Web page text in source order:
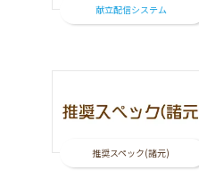
献立配信システム
推奨スペック(諸元)